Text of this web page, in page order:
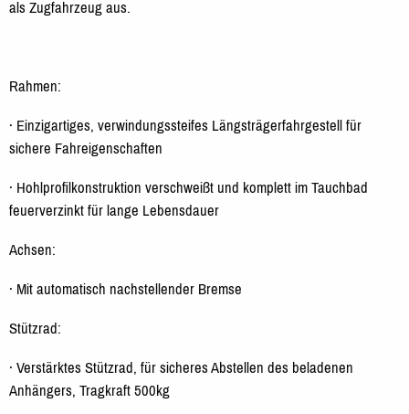
als Zugfahrzeug aus.
Rahmen:
· Einzigartiges, verwindungssteifes Längsträgerfahrgestell für
sichere Fahreigenschaften
· Hohlprofilkonstruktion verschweißt und komplett im Tauchbad
feuerverzinkt für lange Lebensdauer
Achsen:
· Mit automatisch nachstellender Bremse
Stützrad:
· Verstärktes Stützrad, für sicheres Abstellen des beladenen
Anhängers, Tragkraft 500kg